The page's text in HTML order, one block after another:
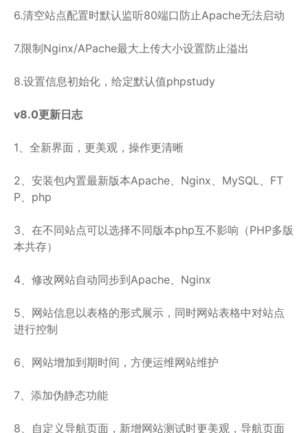
6.清空站点配置时默认监听80端口防止Apache无法启动
7.限制Nginx/APache最大上传大小设置防止溢出
8.设置信息初始化，给定默认值phpstudy
v8.0更新日志
1、全新界面，更美观，操作更清晰
2、安装包内置最新版本Apache、Nginx、MySQL、FT
P、php
3、在不同站点可以选择不同版本php互不影响（PHP多版
本共存）
4、修改网站自动同步到Apache、Nginx
5、网站信息以表格的形式展示，同时网站表格中对站点
进行控制
6、网站增加到期时间，方便运维网站维护
7、添加伪静态功能
8、自定义导航页面，新增网站测试时更美观，导航页面